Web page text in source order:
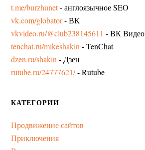
t.me/burzhunet- англоязычное SEO
vk.com/globator- ВК
vkvideo.ru/@club238145611 - ВК Видео
tenchat.ru/mikeshakin - TenChat
dzen.ru/shakin - Дзен
rutube.ru/24777621/- Rutube
КАТЕГОРИИ
Продвижение сайтов
Приключения